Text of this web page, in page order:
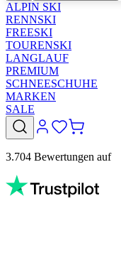
ALPIN SKI
RENNSKI
FREESKI
TOURENSKI
LANGLAUF
PREMIUM
SCHNEESCHUHE
MARKEN
SALE
3.704 Bewertungen auf